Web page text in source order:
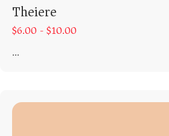
Theiere
$6.00 -$10.00
...